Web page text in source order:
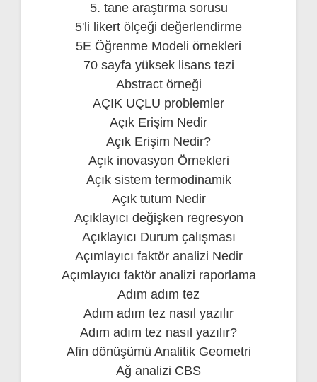
5. tane araştırma sorusu
5'li likert ölçeği değerlendirme
5E Öğrenme Modeli örnekleri
70 sayfa yüksek lisans tezi
Abstract örneği
AÇIK UÇLU problemler
Açık Erişim Nedir
Açık Erişim Nedir?
Açık inovasyon Örnekleri
Açık sistem termodinamik
Açık tutum Nedir
Açıklayıcı değişken regresyon
Açıklayıcı Durum çalışması
Açımlayıcı faktör analizi Nedir
Açımlayıcı faktör analizi raporlama
Adım adım tez
Adım adım tez nasıl yazılır
Adım adım tez nasıl yazılır?
Afin dönüşümü Analitik Geometri
Ağ analizi CBS